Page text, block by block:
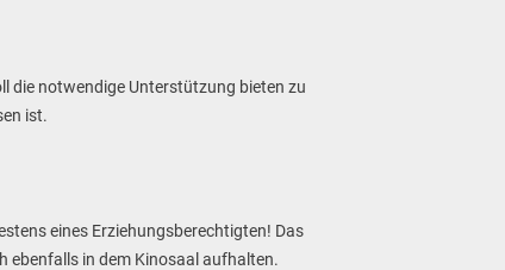
die notwendige Unterstützung bieten zu
ist.
eines Erziehungsberechtigten! Das
ebenfalls in dem Kinosaal aufhalten.